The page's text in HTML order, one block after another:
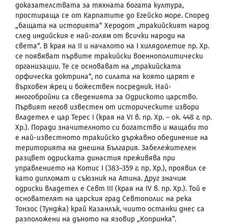
доказателствата за тяхната богата култура,
простираща се от Карпатите до Егейско море. Според
„бащата на историята“ Херодот „тракийският народ
след индийския е най-голям от всички народи на
света“. В края на II и началото на I хилядолетие пр. Хр.
се появяват първите тракийски военнополитически
организации. Те се основават на „тракийската
орфическа доктрина“, по силата на която царят е
върховен жрец и божествен посредник. Най-
многобройни са сведенията за Одриското царство.
Първият негов известен от историческите извори
владетел е цар Терес I (края на VI в. пр. Хр. – ок. 448 г. пр.
Хр.). Поради значителното си богатство и мащаби то
е най-известното тракийско държавно обединение на
територията на днешна България. Забележителен
разцвет одриската династия преживява при
управлението на Котис I (383–359 г. пр. Хр.), проявил се
като дипломат и съюзник на Атина. Друг значим
одриски владетел е Севт III (крaя на IV в. пр. Хр.). Той е
основателят на царския град Севтополис на река
Тонзос (Тунджа) край Казанлък, чиито останки днес са
разположени на дъното на язовир „Копринка”.